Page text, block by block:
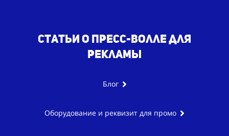
Статьи о пресс-волле для
рекламы
Блог
Оборудование и реквизит для промо